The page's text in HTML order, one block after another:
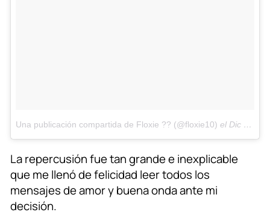
Una publicación compartida de Floxie ?? (@floxie10) el Dic 31, 2017 at 6:02 PST
La repercusión fue tan grande e inexplicable
que me llenó de felicidad leer todos los
mensajes de amor y buena onda ante mi
decisión.